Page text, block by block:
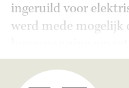
ingeruild voor
werd mede